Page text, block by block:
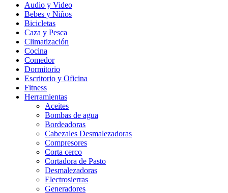
Audio y Video
Bebes y Niños
Bicicletas
Caza y Pesca
Climatización
Cocina
Comedor
Dormitorio
Escritorio y Oficina
Fitness
Herramientas
Aceites
Bombas de agua
Bordeadoras
Cabezales Desmalezadoras
Compresores
Corta cerco
Cortadora de Pasto
Desmalezadoras
Electrosierras
Generadores